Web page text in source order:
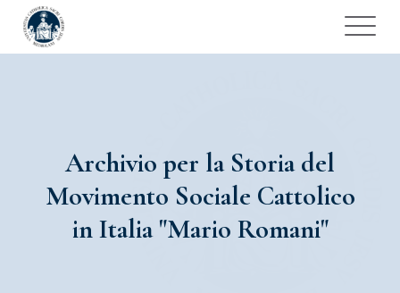
Archivio per la Storia del
Movimento Sociale Cattolico
in Italia "Mario Romani"